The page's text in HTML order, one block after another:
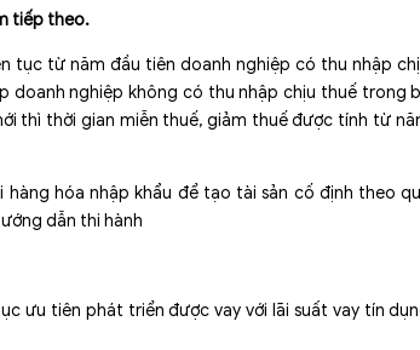
tiếp theo.
tục từ năm đầu tiên doanh nghiệp có thu nhập
doanh nghiệp không có thu nhập chịu thuế trong
thì thời gian miễn thuế, giảm thuế được tính từ
hóa nhập khẩu để tạo tài sản cố định theo
dẫn thi hành
ưu tiên phát triển được vay với lãi suất vay tín